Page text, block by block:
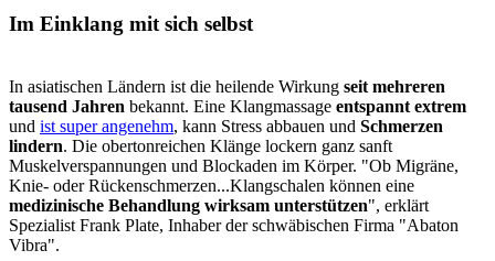
Im Einklang mit sich selbst
In asiatischen Ländern ist die heilende Wirkung seit mehreren
tausend Jahren bekannt. Eine Klangmassage entspannt extrem
und ist super angenehm, kann Stress abbauen und Schmerzen
lindern. Die obertonreichen Klänge lockern ganz sanft
Muskelverspannungen und Blockaden im Körper. "Ob Migräne,
Knie- oder Rückenschmerzen...Klangschalen können eine
medizinische Behandlung wirksam unterstützen", erklärt
Spezialist Frank Plate, Inhaber der schwäbischen Firma "Abaton
Vibra".